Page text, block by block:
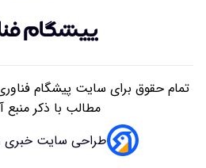
بلندگو سقفی توکار یا روکار؟ راهنمای
تمام حقوق برای سایت پیشگام
مطالب با ذکر منبع
طراحی سایت خبری